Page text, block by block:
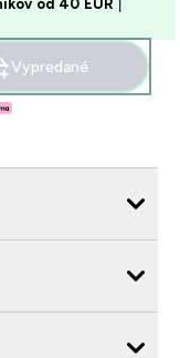
od 40 EUR
Vypredané